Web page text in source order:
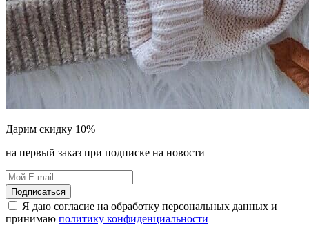
Дарим скидку 10%
на первый заказ при подписке на новости
Подписаться
Я даю согласие на обработку персональных данных и
принимаю политику конфиденциальности